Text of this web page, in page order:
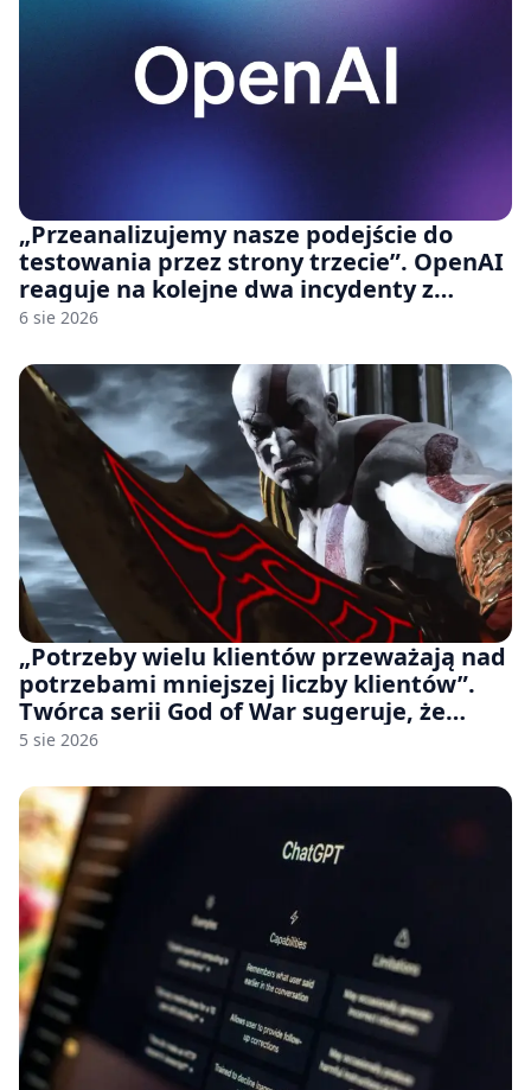
„Przeanalizujemy nasze podejście do
testowania przez strony trzecie”. OpenAI
reaguje na kolejne dwa incydenty z
udziałem autorskich modeli
6 sie 2026
„Potrzeby wielu klientów przeważają nad
potrzebami mniejszej liczby klientów”.
Twórca serii God of War sugeruje, że
rozumie, dlaczego Sony rezygnuje z gier
5 sie 2026